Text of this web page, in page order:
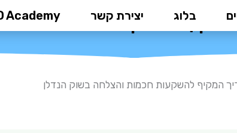
בלוג יצירת קשר Academyהמקיף להשקעות חכמות
המקיף להשקעות חכמות והצלחה בשוק הנדלן